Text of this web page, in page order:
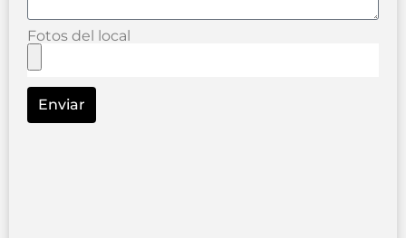
Fotos del local
Enviar